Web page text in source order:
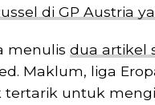
di GP Austria
menulis dua artikel
Maklum, liga
untuk